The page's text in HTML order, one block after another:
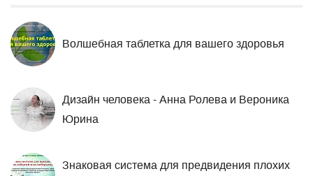
Волшебная таблетка для вашего здоровья
Дизайн человека - Анна Ролева и Вероника
Юрина
Знаковая система для предвидения плохих